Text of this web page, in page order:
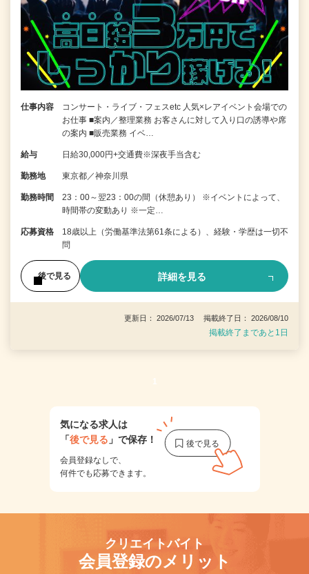
仕事内容
コンサート・ライブ・フェスetc 人気×レアイベント会場での
お仕事 ■案内／整理業務 お客さんに対して入り口の誘導や席
の案内 ■販売業務 イベ…
給与 日給30,000円+交通費※深夜手当含む
勤務地 東京都／神奈川県
勤務時間
23：00～翌23：00の間（休憩あり） ※イベントによって、
時間帯の変動あり ※一定…
応募資格
18歳以上（労働基準法第61条による）、経験・学歴は一切不
問
後で見る 詳細を見る
更新日： 2026/07/13 掲載終了日： 2026/08/10
掲載終了まであと1日
1
気になる求人は
「後で見る 」で保存！
会員登録なしで、
何件でも応募できます。
クリエイトバイト
会員登録のメリット